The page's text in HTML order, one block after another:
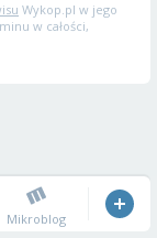
Wykop.pl w jego
w całości,
Mikroblog